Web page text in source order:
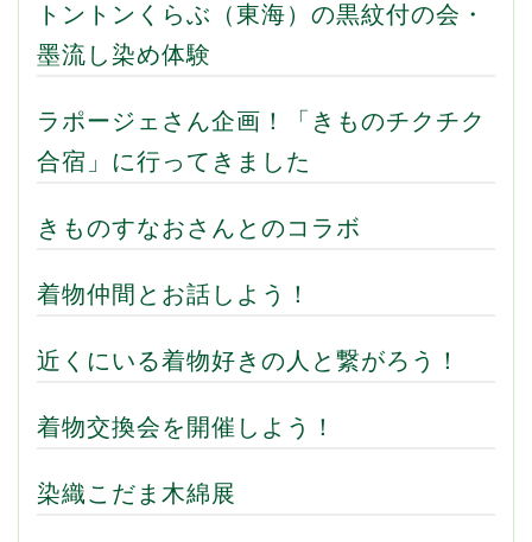
トントンくらぶ（東海）の黒紋付の会・
墨流し染め体験
ラポージェさん企画！「きものチクチク
合宿」に行ってきました
きものすなおさんとのコラボ
着物仲間とお話しよう！
近くにいる着物好きの人と繋がろう！
着物交換会を開催しよう！
染織こだま木綿展